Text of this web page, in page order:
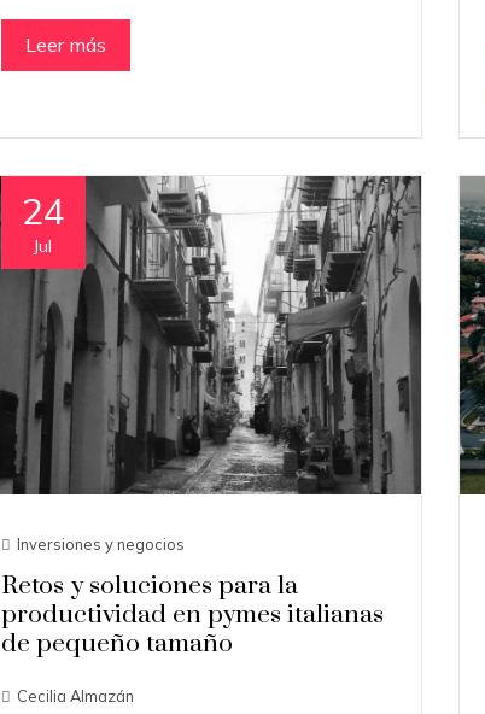
Leer más
24
Jul
Inversiones y negocios
Retos y soluciones para la
productividad en pymes italianas
de pequeño tamaño
Cecilia Almazán